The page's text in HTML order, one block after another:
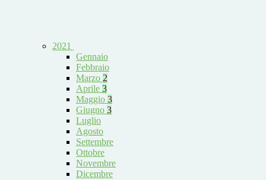
2021
Gennaio
Febbraio
Marzo 2
Aprile 3
Maggio 3
Giugno 3
Luglio
Agosto
Settembre
Ottobre
Novembre
Dicembre